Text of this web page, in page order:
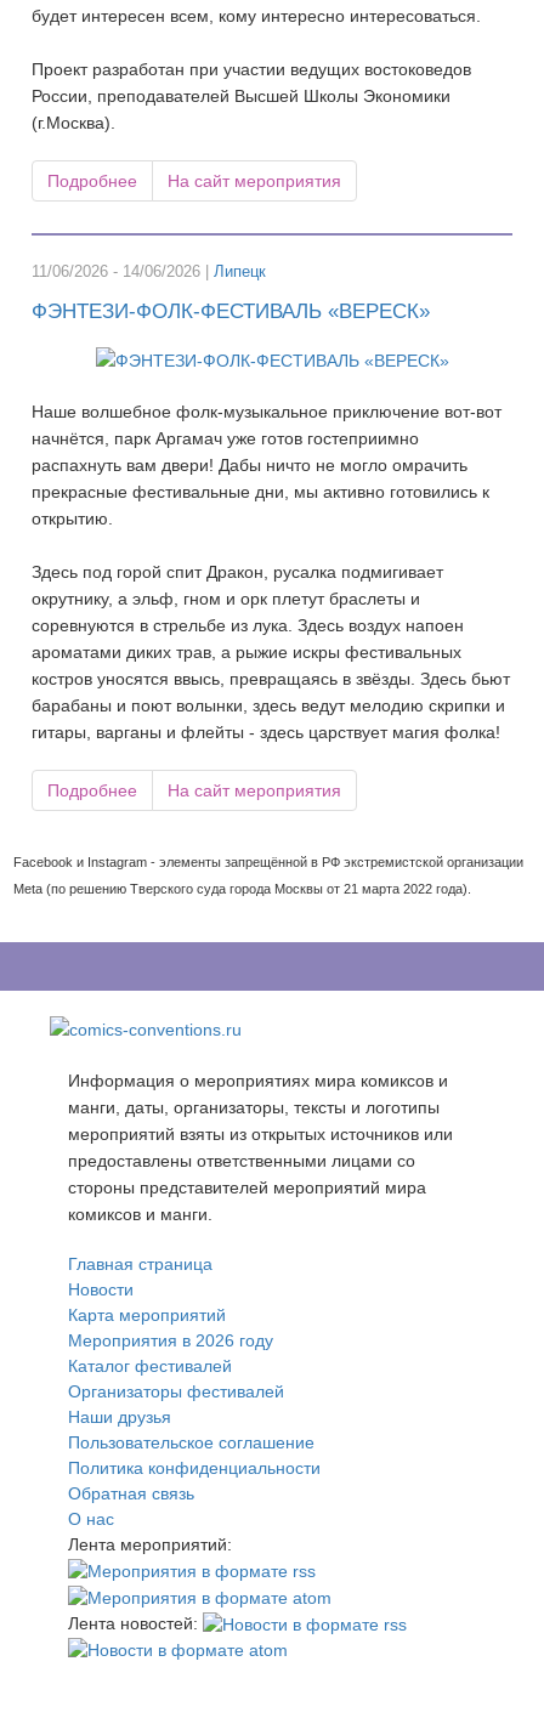
будет интересен всем, кому интересно интересоваться.
Проект разработан при участии ведущих востоковедов
России, преподавателей Высшей Школы Экономики
(г.Москва).
Подробнее На сайт мероприятия
11/06/2026 - 14/06/2026 | Липецк
ФЭНТЕЗИ-ФОЛК-ФЕСТИВАЛЬ «ВЕРЕСК»
Наше волшебное фолк-музыкальное приключение вот-вот
начнётся, парк Аргамач уже готов гостеприимно
распахнуть вам двери! Дабы ничто не могло омрачить
прекрасные фестивальные дни, мы активно готовились к
открытию.
Здесь под горой спит Дракон, русалка подмигивает
окрутнику, а эльф, гном и орк плетут браслеты и
соревнуются в стрельбе из лука. Здесь воздух напоен
ароматами диких трав, а рыжие искры фестивальных
костров уносятся ввысь, превращаясь в звёзды. Здесь бьют
барабаны и поют волынки, здесь ведут мелодию скрипки и
гитары, варганы и флейты - здесь царствует магия фолка!
Подробнее На сайт мероприятия
Facebook и Instagram - элементы запрещённой в РФ экстремистской организации
Meta (по решению Тверского суда города Москвы от 21 марта 2022 года).
Информация о мероприятиях мира комиксов и
манги, даты, организаторы, тексты и логотипы
мероприятий взяты из открытых источников или
предоставлены ответственными лицами со
стороны представителей мероприятий мира
комиксов и манги.
Главная страница
Новости
Карта мероприятий
Мероприятия в 2026 году
Каталог фестивалей
Организаторы фестивалей
Наши друзья
Пользовательское соглашение
Политика конфиденциальности
Обратная связь
О нас
Лента мероприятий:
Лента новостей: